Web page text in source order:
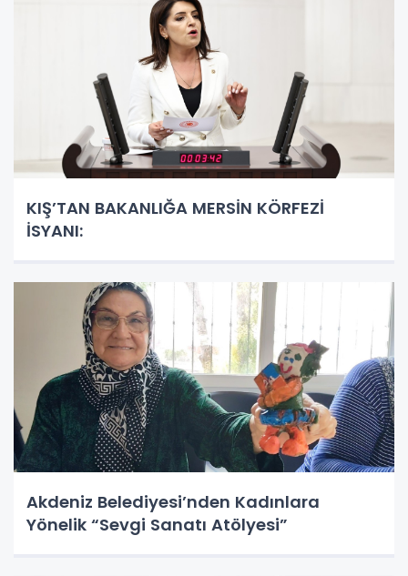
KIŞ’TAN BAKANLIĞA MERSİN KÖRFEZİ
İSYANI:
Akdeniz Belediyesi’nden Kadınlara
Yönelik “Sevgi Sanatı Atölyesi”